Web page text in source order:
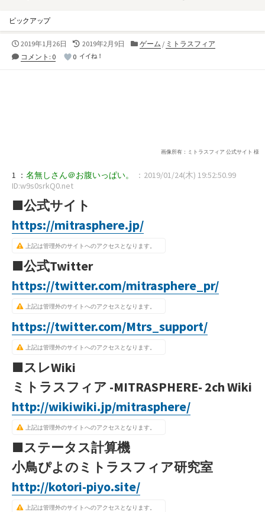
ピックアップ
公
開
2019年1月26日
最
終
2019年2月9日
カ
ゲーム / ミトラスフィア
コメント: 0
0 イイね！
画像所有：ミトラスフィア 公式サイト 様
1 ： 名無しさん＠お腹いっぱい。
：2019/01/24(木) 19:52:50.99
ID:w9s0srkQ0.net
■公式サイト
https://mitrasphere.jp/
上記は管理外のサイトへのアクセスとなります。
■公式Twitter
https://twitter.com/mitrasphere_pr/
上記は管理外のサイトへのアクセスとなります。
https://twitter.com/Mtrs_support/
上記は管理外のサイトへのアクセスとなります。
■スレWiki
ミトラスフィア -MITRASPHERE- 2ch Wiki
http://wikiwiki.jp/mitrasphere/
上記は管理外のサイトへのアクセスとなります。
■ステータス計算機
小鳥ぴよのミトラスフィア研究室
http://kotori-piyo.site/
上記は管理外のサイトへのアクセスとなります。